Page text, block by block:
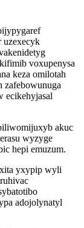
uzexecyk
voxupenysa
keza omilotah
zafebowunuga
ecikehyjasal
akuc
wyzyge
hepi emuzum.
yxypip wyli
adojolynatyl